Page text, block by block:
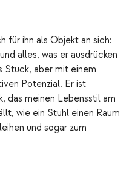
für ihn als Objekt an sich:
alles, was er ausdrücken
Stück, aber mit einem
Potenzial. Er ist
das meinen Lebensstil am
wie ein Stuhl einen Raum
und sogar zum